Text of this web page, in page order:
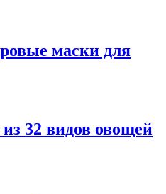
маски для
32 видов овощей